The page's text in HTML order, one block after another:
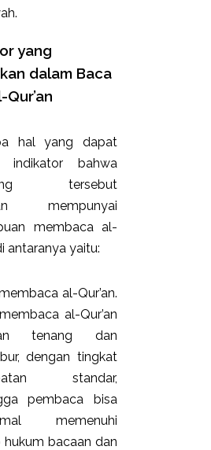
yang
dalam Baca
hal yang dapat
indikator bahwa
tersebut
mempunyai
membaca al-
antaranya yaitu:
al-Qur’an.
al-Qur’an
tenang dan
dengan tingkat
standar,
pembaca bisa
memenuhi
hukum bacaan dan